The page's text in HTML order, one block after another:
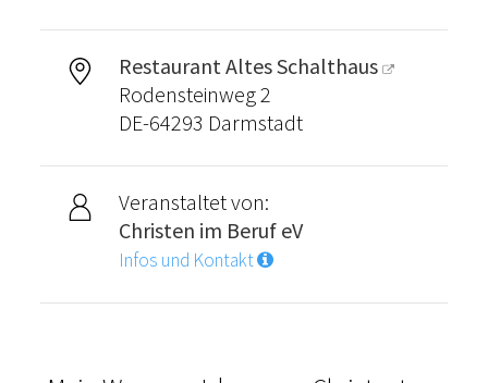
Restaurant Altes Schalthaus
Rodensteinweg 2
DE-64293 Darmstadt
Veranstaltet von:
Christen im Beruf eV
Infos und Kontakt